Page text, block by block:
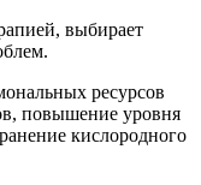
выбирает
ресурсов
повышение уровня
кислородного